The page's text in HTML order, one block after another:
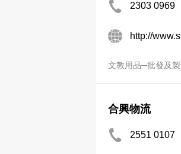
2303 0969
http://
文教用品─批發及
合興物流
2551 0107